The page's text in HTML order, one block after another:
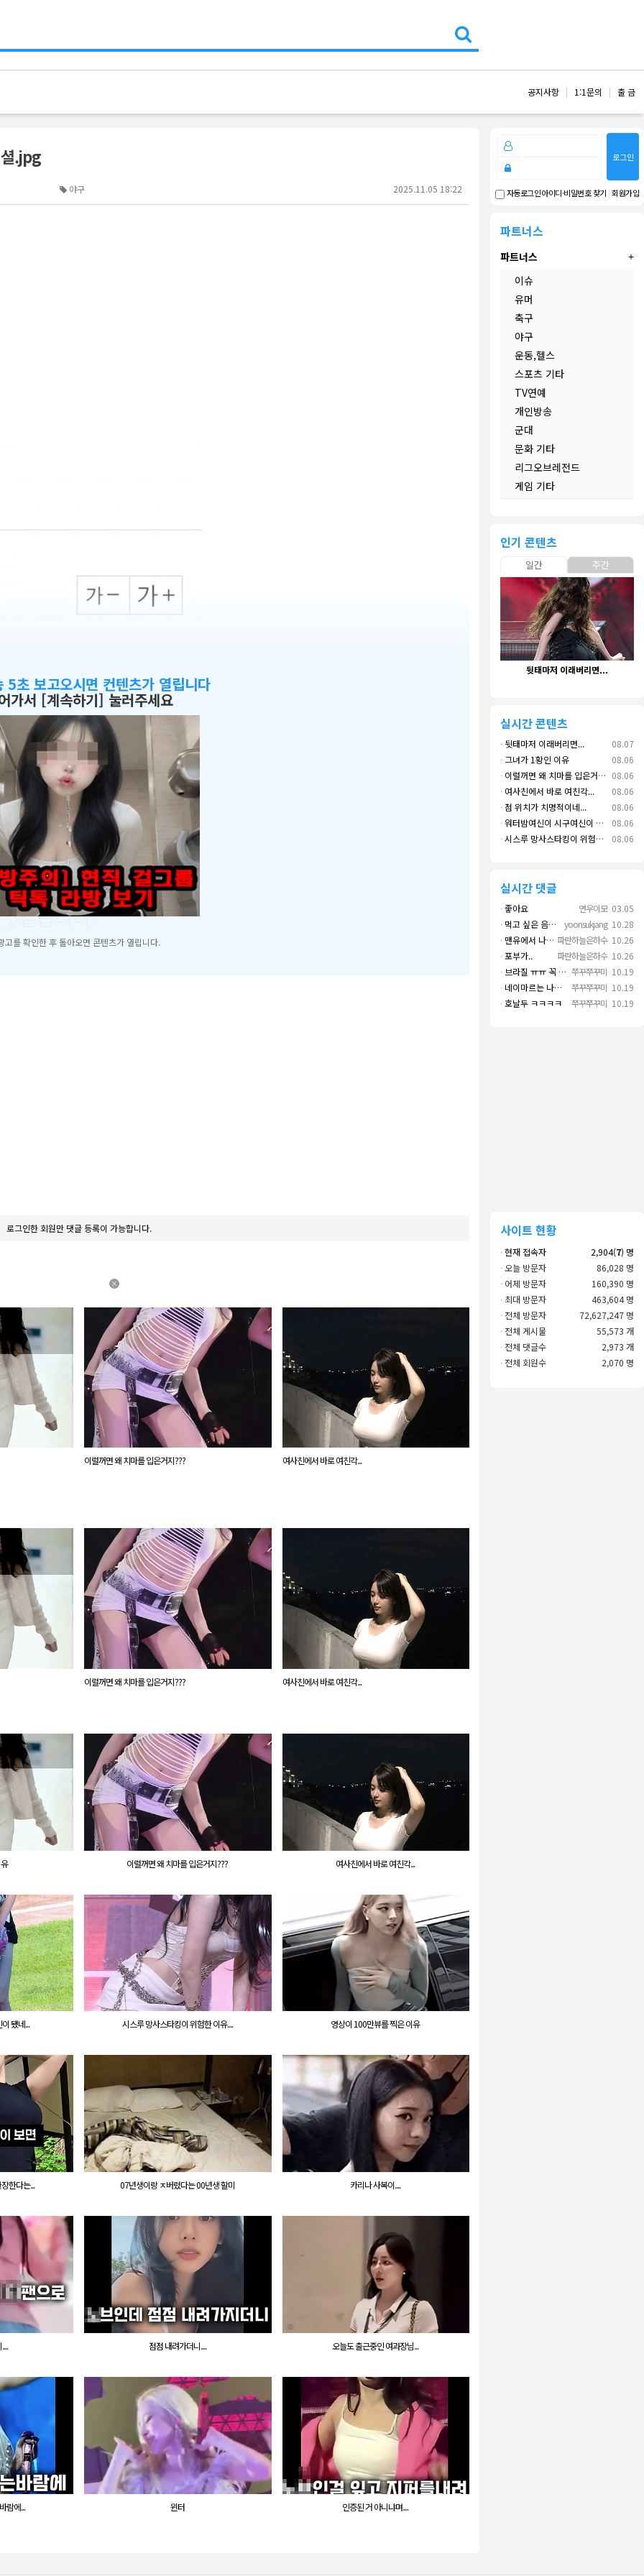
공지사항 1:1문의 출 금
.jpg
야구 2025.11.05 18:22
×
5초 보고오시면 컨텐츠가 열립니다
가서 [계속하기] 눌러주세요
고를 확인한 후 돌아오면 콘텐츠가 열립니다.
로그인한 회원만 댓글 등록이 가능합니다.
이럴꺼면 왜 치마를 입은거지??? 여사친에서 바로 여친각...
이럴꺼면 왜 치마를 입은거지??? 여사친에서 바로 여친각...
이럴꺼면 왜 치마를 입은거지??? 여사친에서 바로 여친각...
됐네... 시스루 망사스타킹이 위험한 이유.... 영상이 100만뷰를 찍은 이유
한다는... 07년생이랑 ㅈ버렸다는 00년생 할미 카리나 사복이....
점점 내려가더니.... 오늘도 출근중인 여과장님...
람에... 윈터 인증된 거 아니냐며....
로그인
자동로그인아이디·비밀번호 찾기 |회원가입
파트너스
파트너스
이슈
유머
축구
야구
운동,헬스
스포츠 기타
TV연예
개인방송
군대
문화 기타
리그오브레전드
게임 기타
인기 콘텐츠
일간 주간
뒷태마저 이래버리면...
실시간 콘텐츠
08.07
· 뒷태마저 이래버리면...
08.06
· 그녀가 1황인 이유
08.06
· 이럴꺼면 왜 치마를 입은거지???
08.06
· 여사친에서 바로 여친각...
08.06
·점 위치가 치명적이네...
08.06
·워터밤여신이 시구여신이 됐네...
08.06
·시스루 망사스타킹이 위험한 이유....
실시간 댓글
연우이모 03.05
·좋아요
yoonsukjang 10.28
· 먹고 싶은 음식 실컷 먹고 그 영상으로 떼 돈도 버네 ㄷㄷ. 하고 싶은 것만 하고 부자되네.
파란하늘은하수 10.26
· 맨유에서 나왔으면 좋겠다
파란하늘은하수 10.26
·포부가..
쭈꾸쭈꾸미 10.19
· 브라질 ㅠㅠ 꼭 나오길..
쭈꾸쭈꾸미 10.19
· 네이마르는 나가면 음바페만 좋겠네
쭈꾸쭈꾸미 10.19
·호날두 ㅋㅋㅋㅋ
사이트 현황
·현재 접속자 2,904(7) 명
·오늘 방문자
86,028 명
· 어제 방문자
160,390 명
· 최대 방문자
463,604 명
· 전체 방문자
72,627,247 명
· 전체 게시물
55,573 개
· 전체 댓글수
2,973 개
· 전체 회원수 2,070 명